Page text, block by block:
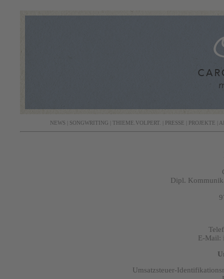
NEWS SONGWRITING THIEME.VOLPERT. PRESSE PROJEKTE
Dipl.
E-Mail:
Umsatzsteuer-